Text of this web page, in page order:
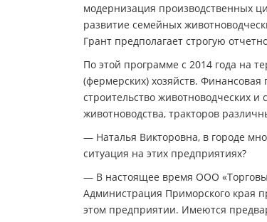
модернизация производственных
развитие семейных
Грант предполагает строгую
По этой программе с 2014 года на
(фермерских) хозяйств.
строительство животноводческих
животноводства, тракторов
— Наталья Викторовна, в городе
ситуация на этих предприятиях?
— В настоящее время ООО
Администрация Приморского края
этом предприятии. Имеются